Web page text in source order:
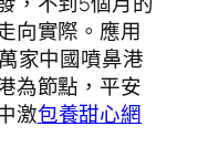
向實際。應用
家中國噴鼻港
為節點，平安
激包養甜心網